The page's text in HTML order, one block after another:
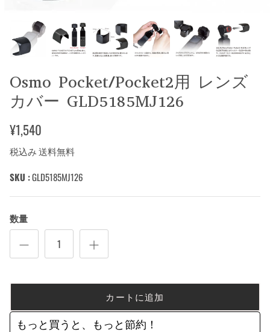
Osmo Pocket/Pocket2用 レンズ
カバー GLD5185MJ126
¥1,540
税込み 送料無料
SKU :GLD5185MJ126
数量
カートに追加
もっと買うと、もっと節約！